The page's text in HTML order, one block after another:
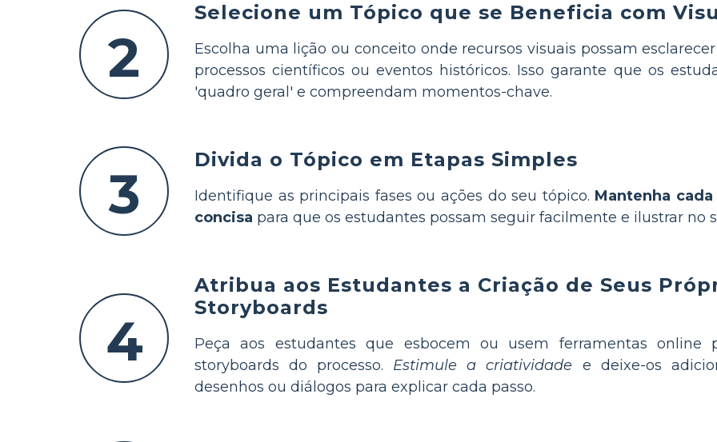
2
Selecione um Tópico que se Beneficia com
Escolha uma lição ou conceito onde recursos visuais possam
processos científicos ou eventos históricos. Isso garante que os
'quadro geral' e compreendam momentos-chave.
3
Divida o Tópico em Etapas Simples
Identifique as principais fases ou ações do seu tópico. Mantenha
concisa para que os estudantes possam seguir facilmente e ilustrar no
4
Atribua aos Estudantes a Criação de Seus
Storyboards
Peça aos estudantes que esbocem ou usem ferramentas online
storyboards do processo. Estimule a criatividade e deixe-os
desenhos ou diálogos para explicar cada passo.